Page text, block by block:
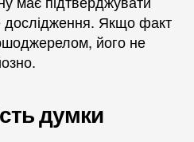
дослідження. Якщо факт
його не
думки